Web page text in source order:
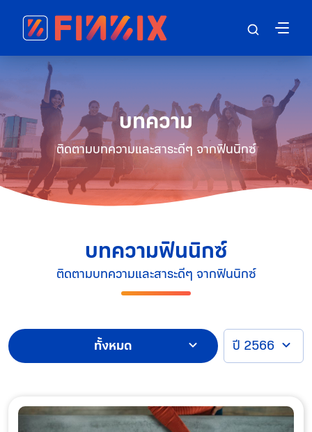
บทความ
ติดตามบทความและสาระดีๆ จากฟินนิกซ์
บทความฟินนิกซ์
ติดตามบทความและสาระดีๆ จากฟินนิกซ์
ทั้งหมด ปี 2566